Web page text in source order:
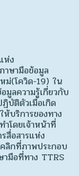
ง
าษามือข้อมูล
หม่(โควิด-19) ใน
ลความรู้เกี่ยวกับ
บัติตัวเมื่อเกิด
ห้บริการของทาง
โดยเจ้าหน้าที่
สื่อสารแห่ง
ลิกที่ภาพประกอบ
ามือที่ทาง TTRS